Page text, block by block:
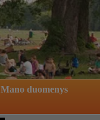
Mano duomenys